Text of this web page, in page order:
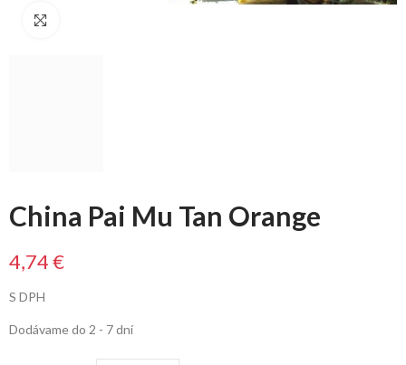
China Pai Mu Tan Orange
4,74 €
S DPH
Dodávame do 2 - 7 dní